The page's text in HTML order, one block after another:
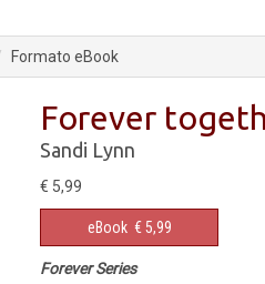
Formato eBook
Forever
Sandi Lynn
€ 5,99
eBook € 5,99
Forever Series